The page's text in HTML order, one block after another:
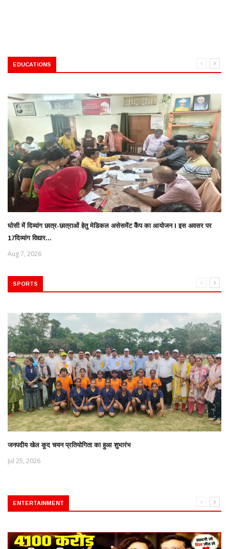
EDUCATIONS
घोसी में दिव्यांग छात्र-छात्राओं हेतु मेडिकल असेसमेंट कैंप का आयोजन l इस अवसर पर
17दिव्यांग विद्यार...
Aug 7, 2026
SPORTS
जनपदीय खेल कूद चयन प्रतियोगिता का हुआ शुभारंभ
Jul 25, 2026
ENTERTAINMENT